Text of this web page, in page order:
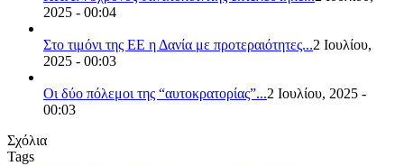
2025 - 00:04
Στο τιμόνι της ΕΕ η Δανία με προτεραιότητες...2 Ιουλίου,
2025 - 00:03
Οι δύο πόλεμοι της “αυτοκρατορίας”...2 Ιουλίου, 2025 -
00:03
Σχόλια
Tags